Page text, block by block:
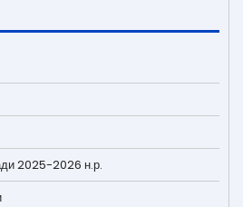
2025-2026 н.р.